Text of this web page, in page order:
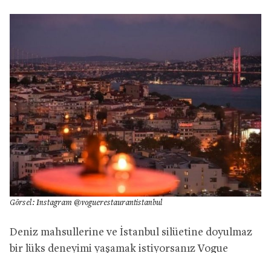
Görsel: Instagram @voguerestaurantistanbul
Deniz mahsullerine ve İstanbul silüetine doyulmaz
bir lüks deneyimi yaşamak istiyorsanız Vogue